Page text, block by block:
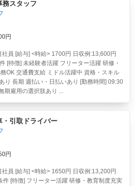
務スタッフ
円
社員 [給与] <時給> 1700円 日収例:13,600円
[特徴] 未経験者活躍 フリーター活躍 研修・
OK 交通費支給 ミドル活躍中 資格・スキル
り 長期 週払い・日払いあり [勤務時間] 09:30
期雇用の選択肢あり ...
・引取ドライバー
円
社員 [給与] <時給> 1650円 日収例:13,200円
[特徴] フリーター活躍 研修・教育制度充実